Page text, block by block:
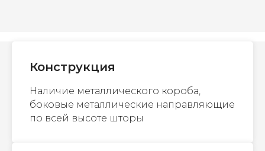
Конструкция
Наличие металлического короба,
боковые металлические направляющие
по всей высоте шторы